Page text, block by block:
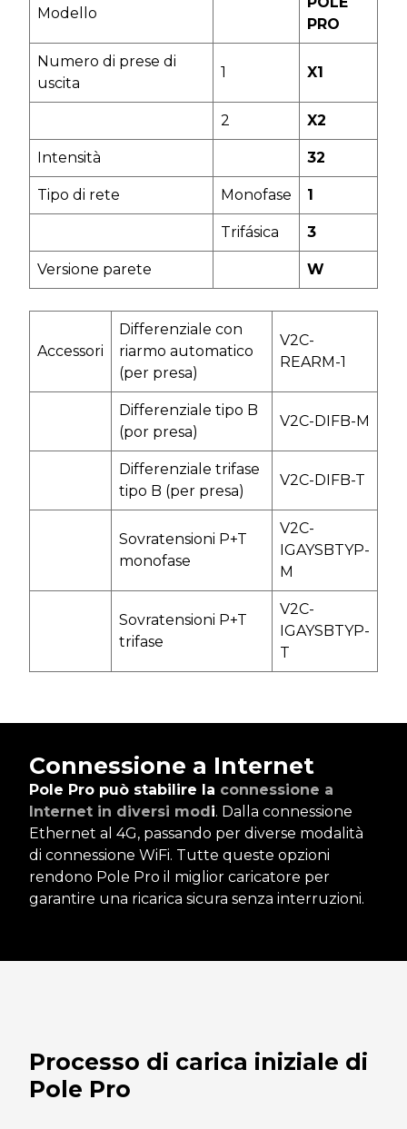
Modello
PRO
Numero di prese di
uscita
1 X1
2 X2
Intensità 32
Tipo di rete Monofase 1
Trifásica 3
Versione parete W
Accessori
Differenziale con
riarmo automatico
(per presa)
V2C-
REARM-1
Differenziale tipo B
(por presa)
V2C-DIFB-M
Differenziale trifase
tipo B (per presa)
V2C-DIFB-T
Sovratensioni P+T
monofase
V2C-
IGAYSBTYP-
M
Sovratensioni P+T
trifase
V2C-
IGAYSBTYP-
T
Connessione a Internet
Pole Pro può stabilire la connessione a
Internet in diversi modi. Dalla connessione
Ethernet al 4G, passando per diverse modalità
di connessione WiFi. Tutte queste opzioni
rendono Pole Pro il miglior caricatore per
garantire una ricarica sicura senza interruzioni.
Processo di carica iniziale di
Pole Pro